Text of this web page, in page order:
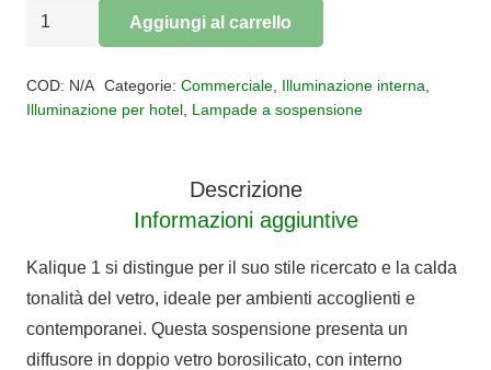
Sospensione
1
Aggiungi al carrello
COD: N/A Categorie: Commerciale, Illuminazione interna
Illuminazione per hotel Lampade a sospensione
Descrizione
Informazioni aggiuntive
Kalique 1 si distingue per il suo stile ricercato e la calda
tonalità del vetro, ideale per ambienti accoglienti e
contemporanei. Questa sospensione presenta un
diffusore in doppio vetro borosilicato, con interno